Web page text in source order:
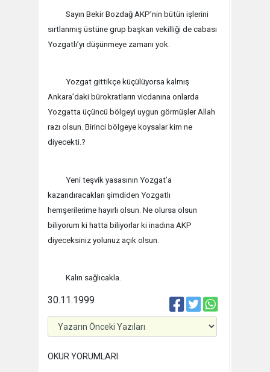
Sayın Bekir Bozdağ AKP’nin bütün işlerini
sırtlanmış üstüne grup başkan vekilliği de cabası
Yozgatlı’yı düşünmeye zamanı yok.
Yozgat gittikçe küçülüyorsa kalmış
Ankara’daki bürokratların vicdanına onlarda
Yozgatta üçüncü bölgeyi uygun görmüşler Allah
razı olsun. Birinci bölgeye koysalar kim ne
diyecekti.?
Yeni teşvik yasasının Yozgat’a
kazandıracakları şimdiden Yozgatlı
hemşerilerime hayırlı olsun. Ne olursa olsun
biliyorum ki hatta biliyorlar ki inadına AKP
diyeceksiniz yolunuz açık olsun.
Kalın sağlıcakla.
30.11.1999
OKUR YORUMLARI